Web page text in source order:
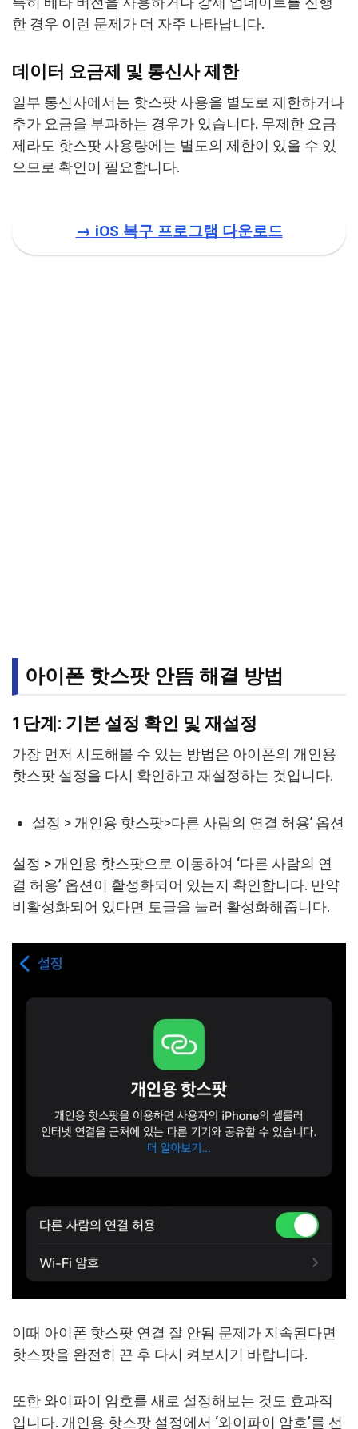
한 경우 이런 문제가 더 자주 나타납니다.
데이터 요금제 및 통신사 제한
일부 통신사에서는 핫스팟 사용을 별도로 제한하거나
추가 요금을 부과하는 경우가 있습니다. 무제한 요금
제라도 핫스팟 사용량에는 별도의 제한이 있을 수 있
으므로 확인이 필요합니다.
→ iOS 복구 프로그램 다운로드
아이폰 핫스팟 안뜸 해결 방법
1단계: 기본 설정 확인 및 재설정
가장 먼저 시도해볼 수 있는 방법은 아이폰의 개인용
핫스팟 설정을 다시 확인하고 재설정하는 것입니다.
설정 > 개인용 핫스팟>다른 사람의 연결 허용’ 옵션
설정 > 개인용 핫스팟으로 이동하여 ‘다른 사람의 연
결 허용’ 옵션이 활성화되어 있는지 확인합니다. 만약
비활성화되어 있다면 토글을 눌러 활성화해줍니다.
이때 아이폰 핫스팟 연결 잘 안됨 문제가 지속된다면
핫스팟을 완전히 끈 후 다시 켜보시기 바랍니다.
또한 와이파이 암호를 새로 설정해보는 것도 효과적
입니다. 개인용 핫스팟 설정에서 ‘와이파이 암호’를 선